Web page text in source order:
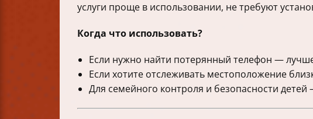
услуги проще в использовании, не требуют
Когда что использовать?
Если нужно найти потерянный телефон —
Если хотите отслеживать местоположение
Для семейного контроля и безопасности